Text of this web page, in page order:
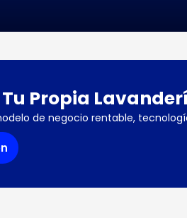
Propia
de negocio rentable,